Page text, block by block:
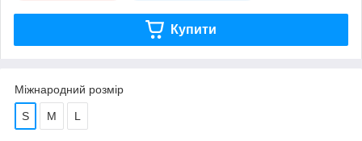
Купити
Міжнародний розмір
S M L